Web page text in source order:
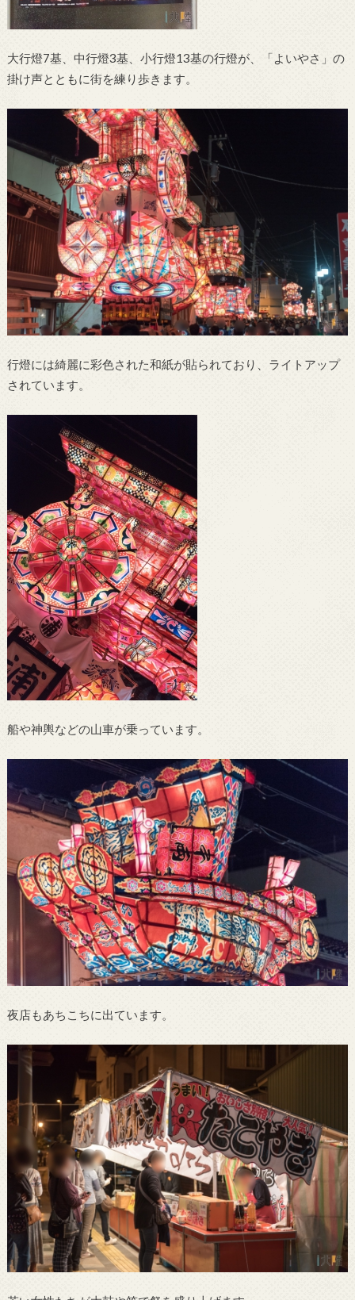
大行燈7基、中行燈3基、小行燈13基の行燈が、「よいやさ」の
掛け声とともに街を練り歩きます。
行燈には綺麗に彩色された和紙が貼られており、ライトアップ
されています。
船や神輿などの山車が乗っています。
夜店もあちこちに出ています。